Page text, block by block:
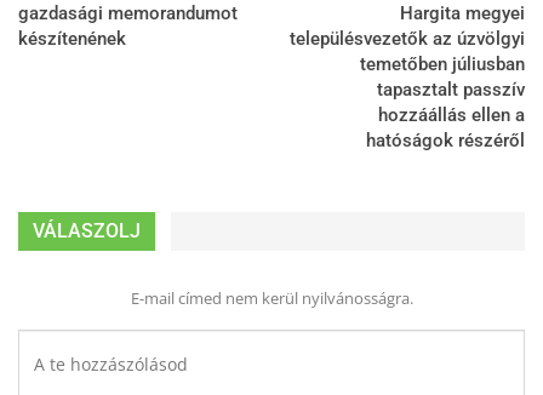
gazdasági memorandumot
készítenének
Hargita megyei
településvezetők az úzvölgyi
temetőben júliusban
tapasztalt passzív
hozzáállás ellen a
hatóságok részéről
VÁLASZOLJ
E-mail címed nem kerül nyilvánosságra.